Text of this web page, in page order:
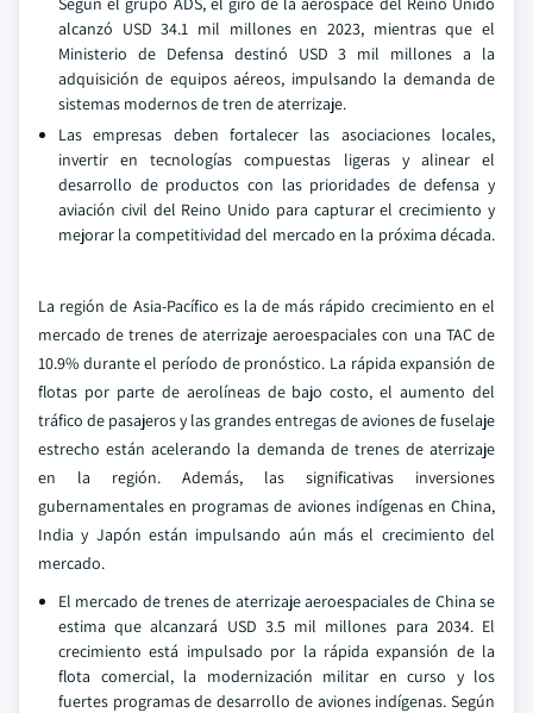
alcanzó USD 34.1 mil millones en 2023, mientras que el
Ministerio de Defensa destinó USD 3 mil millones a la
adquisición de equipos aéreos, impulsando la demanda de
sistemas modernos de tren de aterrizaje.
Las empresas deben fortalecer las asociaciones locales,
invertir en tecnologías compuestas ligeras y alinear el
desarrollo de productos con las prioridades de defensa y
aviación civil del Reino Unido para capturar el crecimiento y
mejorar la competitividad del mercado en la próxima década.
La región de Asia-Pacífico es la de más rápido crecimiento en el
mercado de trenes de aterrizaje aeroespaciales con una TAC de
10.9% durante el período de pronóstico. La rápida expansión de
flotas por parte de aerolíneas de bajo costo, el aumento del
tráfico de pasajeros y las grandes entregas de aviones de fuselaje
estrecho están acelerando la demanda de trenes de aterrizaje
en la región. Además, las significativas inversiones
gubernamentales en programas de aviones indígenas en China,
India y Japón están impulsando aún más el crecimiento del
mercado.
El mercado de trenes de aterrizaje aeroespaciales de China se
estima que alcanzará USD 3.5 mil millones para 2034. El
crecimiento está impulsado por la rápida expansión de la
flota comercial, la modernización militar en curso y los
fuertes programas de desarrollo de aviones indígenas. Según